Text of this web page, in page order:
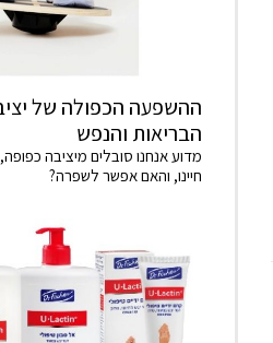
ההשפעה הכפולה של
הבריאות והנפש
מדוע אנחנו סובלים מיציבה
חיינו, והאם אפשר לשפרה?